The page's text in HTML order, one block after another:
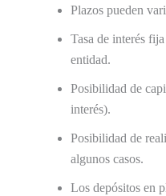
Plazos pueden
Tasa de interés
entidad.
Posibilidad de
interés).
Posibilidad de
algunos casos.
Los depósitos en